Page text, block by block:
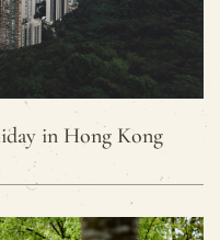
in Hong Kong